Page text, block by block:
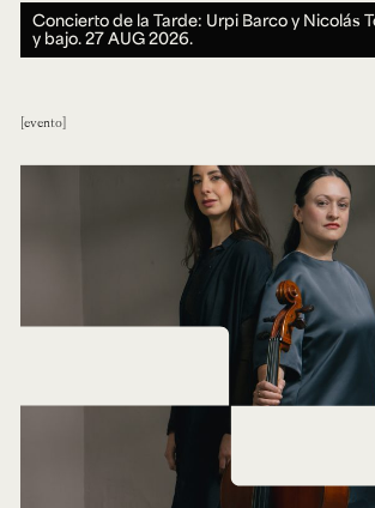
Concierto de la Tarde: Urpi Barco y Nicolás
y bajo.27 AUG 2026.
evento